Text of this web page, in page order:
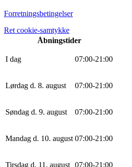
Forretningsbetingelser
Ret cookie-samtykke
Åbningstider
I dag 07:00-21 :00
Lørdag d. 8. august 07:00-21 :00
Søndag d. 9. august 07:00-21 :00
Mandag d. 10. august 07:00-21 :00
Tirsdag d. 11. august 07:00-21 :00